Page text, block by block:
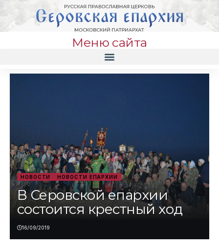
Меню сайта
НОВОСТИ НОВОСТИ ЕПАРХИИ
В Серовской епархии
состоится крестный ход
16/09/2019